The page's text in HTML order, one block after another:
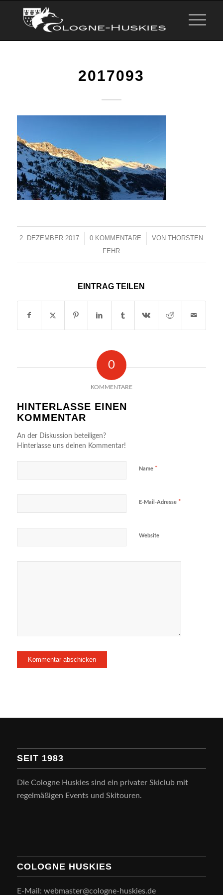
2017093
2. DEZEMBER 2017
/ 0 KOMMENTARE
/ VONTHORSTEN
FEHR
EINTRAG TEILEN
0
KOMMENTARE
HINTERLASSE EINEN
KOMMENTAR
An der Diskussion beteiligen?
Hinterlasse uns deinen Kommentar!
Name *
E-Mail-Adresse *
Website
SEIT 1983
Die Cologne Huskies sind ein privater Skiclub mit
regelmäßigen Events und Skitouren.
COLOGNE HUSKIES
E-Mail: webmaster@cologne-huskies.de